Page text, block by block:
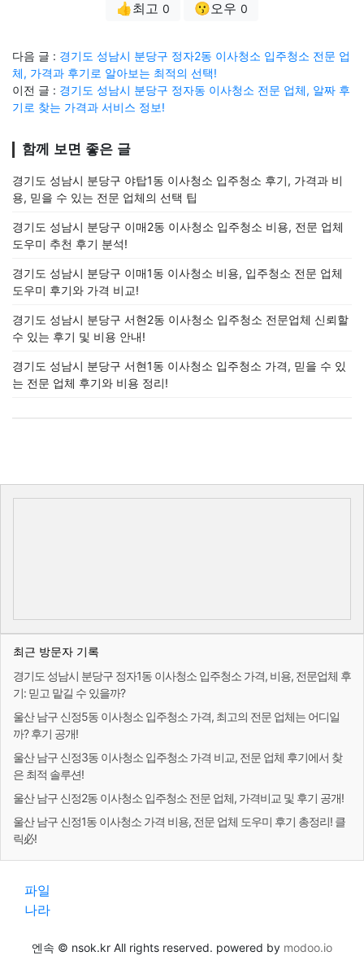
👍최고 0 😗오우 0
다음 글 : 경기도 성남시 분당구 정자2동 이사청소 입주청소 전문 업
체, 가격과 후기로 알아보는 최적의 선택!
이전 글 : 경기도 성남시 분당구 정자동 이사청소 전문 업체, 알짜 후
기로 찾는 가격과 서비스 정보!
함께 보면 좋은 글
경기도 성남시 분당구 야탑1동 이사청소 입주청소 후기, 가격과 비
용, 믿을 수 있는 전문 업체의 선택 팁
경기도 성남시 분당구 이매2동 이사청소 입주청소 비용, 전문 업체
도우미 추천 후기 분석!
경기도 성남시 분당구 이매1동 이사청소 비용, 입주청소 전문 업체
도우미 후기와 가격 비교!
경기도 성남시 분당구 서현2동 이사청소 입주청소 전문업체 신뢰할
수 있는 후기 및 비용 안내!
경기도 성남시 분당구 서현1동 이사청소 입주청소 가격, 믿을 수 있
는 전문 업체 후기와 비용 정리!
최근 방문자 기록
경기도 성남시 분당구 정자1동 이사청소 입주청소 가격, 비용, 전문업체 후
기: 믿고 맡길 수 있을까?
울산 남구 신정5동 이사청소 입주청소 가격, 최고의 전문 업체는 어디일
까? 후기 공개!
울산 남구 신정3동 이사청소 입주청소 가격 비교, 전문 업체 후기에서 찾
은 최적 솔루션!
울산 남구 신정2동 이사청소 입주청소 전문 업체, 가격비교 및 후기 공개!
울산 남구 신정1동 이사청소 가격 비용, 전문 업체 도우미 후기 총정리! 클
릭必!
파일
나라
엔속 © nsok.kr All rights reserved. powered by modoo.io